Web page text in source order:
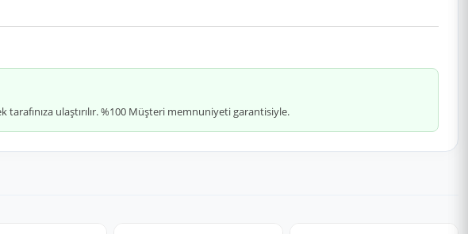
ulaştırılır. %100 Müşteri memnuniyeti garantisiyle.